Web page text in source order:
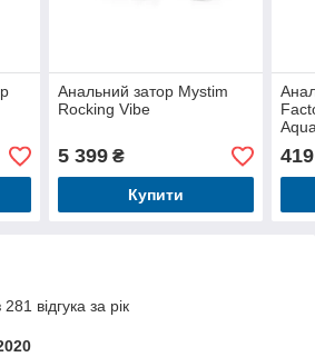
Анальний затор Mystim
Rocking Vibe
5 399₴
Купити
см
419
відгука за рік